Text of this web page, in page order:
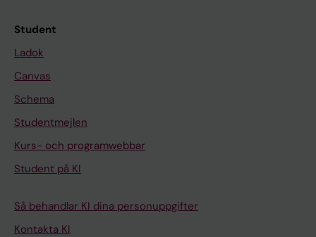
Student
Ladok
Canvas
Schema
Studentmejlen
Kurs- och programwebbar
Student på KI
Så behandlar KI dina personuppgifter
Kontakta KI